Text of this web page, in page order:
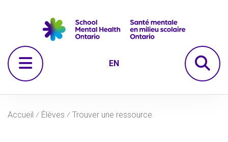
Passer à la navigation
Passer au contenu principal
Passer au pied de page
Ouvrir le menu
EN
Accueil ⁄ Élèves ⁄ Trouver une ressource